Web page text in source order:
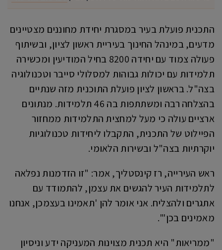
התכנית פועלת בעיר במסגרת יחידת מחוננים מצטיינים
מדעים, במינהל החינוך בעיריית ראשון לציון, ובשיתוף
פעולה צמוד עם יחידה 8200 בחיל המודיעין ומכשירה
תלמידות עם יכולות גבוהות למסלולי סייבר וטכנולוגיה
בצה"ל. בראשון לציון פועלת התוכנית מזה שנתיים
בהצלחה רבה ומשתתפות בה 46 תלמידות. מנתונים
ארציים עולה כי מעל למחצית התלמידות ממחזור
הפיילוט של התכנית, התקבלו ליחידות טכנולוגיות
יוקרתיות בצה"ל ובשירות הלאומי.
ראש העירייה, רז קינסטליך, אמר: "זו הזדמנות נפלאה
לתלמידות העיר להגשים את עצמן, להתמודד עם
אתגרים ולהצליח. אני אומר להן 'תאמינו בעצמכן, אנחנו
מאמינים בכן'".
"ממריאות" היא תכנית מצוינות המעניקה ידע וניסיון